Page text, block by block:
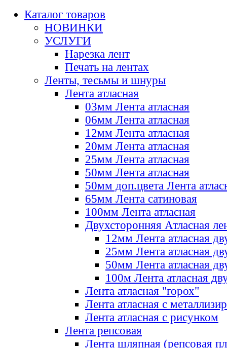
Каталог товаров
НОВИНКИ
УСЛУГИ
Нарезка лент
Печать на лентах
Ленты, тесьмы и шнуры
Лента атласная
03мм Лента атласная
06мм Лента атласная
12мм Лента атласная
20мм Лента атласная
25мм Лента атласная
50мм Лента атласная
50мм доп.цвета Лента
65мм Лента сатиновая
100мм Лента атласная
Двухсторонняя Атласная
12мм Лента атласная
25мм Лента атласная
50мм Лента атласная
100м Лента атласная
Лента атласная "горох"
Лента атласная с
Лента атласная с рисунком
Лента репсовая
Лента шляпная (репсовая